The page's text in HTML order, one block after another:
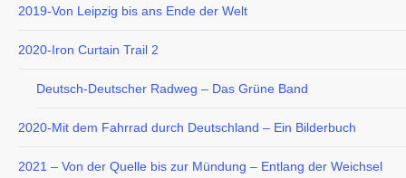
2019-Von Leipzig bis ans Ende der Welt
2020-Iron Curtain Trail 2
Deutsch-Deutscher Radweg – Das Grüne Band
2020-Mit dem Fahrrad durch Deutschland – Ein Bilderbuch
2021 – Von der Quelle bis zur Mündung – Entlang der Weichsel